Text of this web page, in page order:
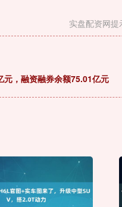
实盘配资网提
，融资融券余额75.01亿元